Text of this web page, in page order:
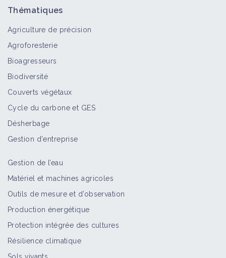
Thématiques
Agriculture de précision
Agroforesterie
Bioagresseurs
Biodiversité
Couverts végétaux
Cycle du carbone et GES
Désherbage
Gestion d'entreprise
Gestion de l’eau
Matériel et machines agricoles
Outils de mesure et d’observation
Production énergétique
Protection intégrée des cultures
Résilience climatique